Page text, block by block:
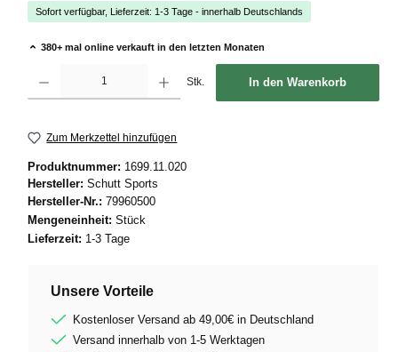
Sofort verfügbar, Lieferzeit: 1-3 Tage - innerhalb Deutschlands
380+ mal online verkauft in den letzten Monaten
Stk. In den Warenkorb
Zum Merkzettel hinzufügen
Produktnummer: 1699.11.020
Hersteller: Schutt Sports
Hersteller-Nr.: 79960500
Mengeneinheit: Stück
Lieferzeit: 1-3 Tage
Unsere Vorteile
Kostenloser Versand ab 49,00€ in Deutschland
Versand innerhalb von 1-5 Werktagen